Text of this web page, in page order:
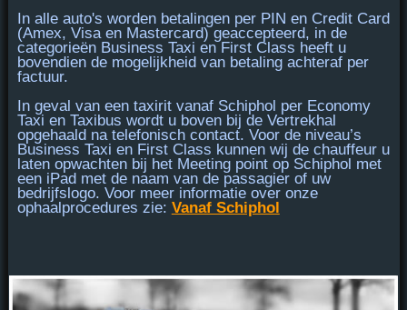
In alle auto's worden betalingen per PIN en Credit Card
(Amex, Visa en Mastercard) geaccepteerd, in de
categorieën Business Taxi en First Class heeft u
bovendien de mogelijkheid van betaling achteraf per
factuur.
In geval van een taxirit vanaf Schiphol per Economy
Taxi en Taxibus wordt u boven bij de Vertrekhal
opgehaald na telefonisch contact. Voor de niveau’s
Business Taxi en First Class kunnen wij de chauffeur u
laten opwachten bij het Meeting pointop Schiphol met
een iPad met de naam van de passagier of uw
bedrijfslogo. Voor meer informatie over onze
ophaalprocedures zie: Vanaf Schiphol